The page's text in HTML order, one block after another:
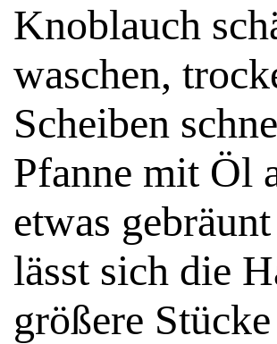
Knoblauch
waschen,
Scheiben
Pfanne mit Öl
etwas
lässt sich die
größere